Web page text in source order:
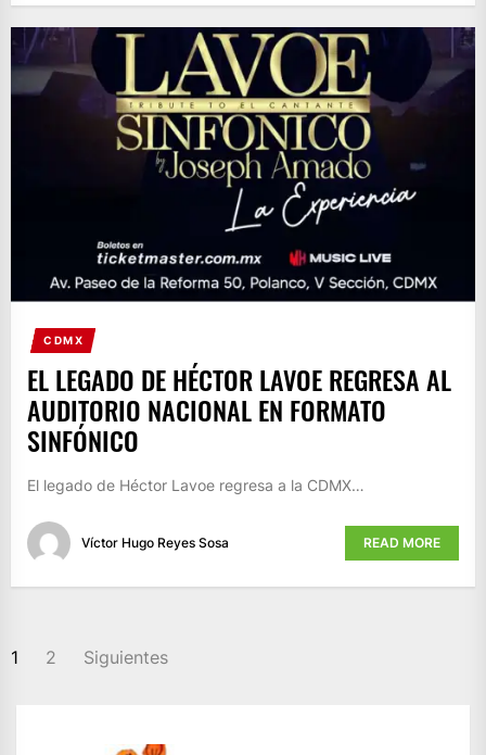
CDMX
EL LEGADO DE HÉCTOR LAVOE REGRESA AL
AUDITORIO NACIONAL EN FORMATO
SINFÓNICO
El legado de Héctor Lavoe regresa a la CDMX…
Víctor Hugo Reyes Sosa READ MORE
PAGINACIÓN
1 2 Siguientes